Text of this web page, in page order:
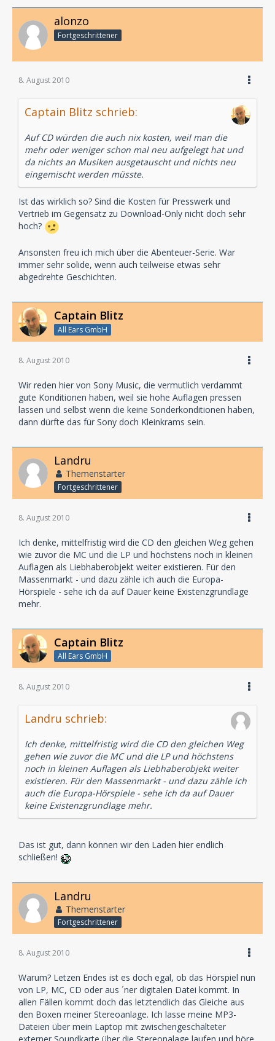
alonzo
Fortgeschrittener
8. August 2010
Captain Blitz schrieb:
Auf CD würden die auch nix kosten, weil man die
mehr oder weniger schon mal neu aufgelegt hat und
da nichts an Musiken ausgetauscht und nichts neu
eingemischt werden müsste.
Ist das wirklich so? Sind die Kosten für Presswerk und
Vertrieb im Gegensatz zu Download-Only nicht doch sehr
hoch?
Ansonsten freu ich mich über die Abenteuer-Serie. War
immer sehr solide, wenn auch teilweise etwas sehr
abgedrehte Geschichten.
Captain Blitz
All Ears GmbH
8. August 2010
Wir reden hier von Sony Music, die vermutlich verdammt
gute Konditionen haben, weil sie hohe Auflagen pressen
lassen und selbst wenn die keine Sonderkonditionen haben,
dann dürfte das für Sony doch Kleinkrams sein.
Landru
Themenstarter
Fortgeschrittener
8. August 2010
Ich denke, mittelfristig wird die CD den gleichen Weg gehen
wie zuvor die MC und die LP und höchstens noch in kleinen
Auflagen als Liebhaberobjekt weiter existieren. Für den
Massenmarkt - und dazu zähle ich auch die Europa-
Hörspiele - sehe ich da auf Dauer keine Existenzgrundlage
mehr.
Captain Blitz
All Ears GmbH
8. August 2010
Landru schrieb:
Ich denke, mittelfristig wird die CD den gleichen Weg
gehen wie zuvor die MC und die LP und höchstens
noch in kleinen Auflagen als Liebhaberobjekt weiter
existieren. Für den Massenmarkt - und dazu zähle ich
auch die Europa-Hörspiele - sehe ich da auf Dauer
keine Existenzgrundlage mehr.
Das ist gut, dann können wir den Laden hier endlich
schließen!
Landru
Themenstarter
Fortgeschrittener
8. August 2010
Warum? Letzen Endes ist es doch egal, ob das Hörspiel nun
von LP, MC, CD oder aus ´ner digitalen Datei kommt. In
allen Fällen kommt doch das letztendlich das Gleiche aus
den Boxen meiner Stereoanlage. Ich lasse meine MP3-
Dateien über mein Laptop mit zwischengeschalteter